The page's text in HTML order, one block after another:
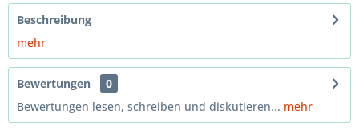
Beschreibung
mehr
Bewertungen
0
Bewertungen lesen, schreiben und diskutieren... mehr